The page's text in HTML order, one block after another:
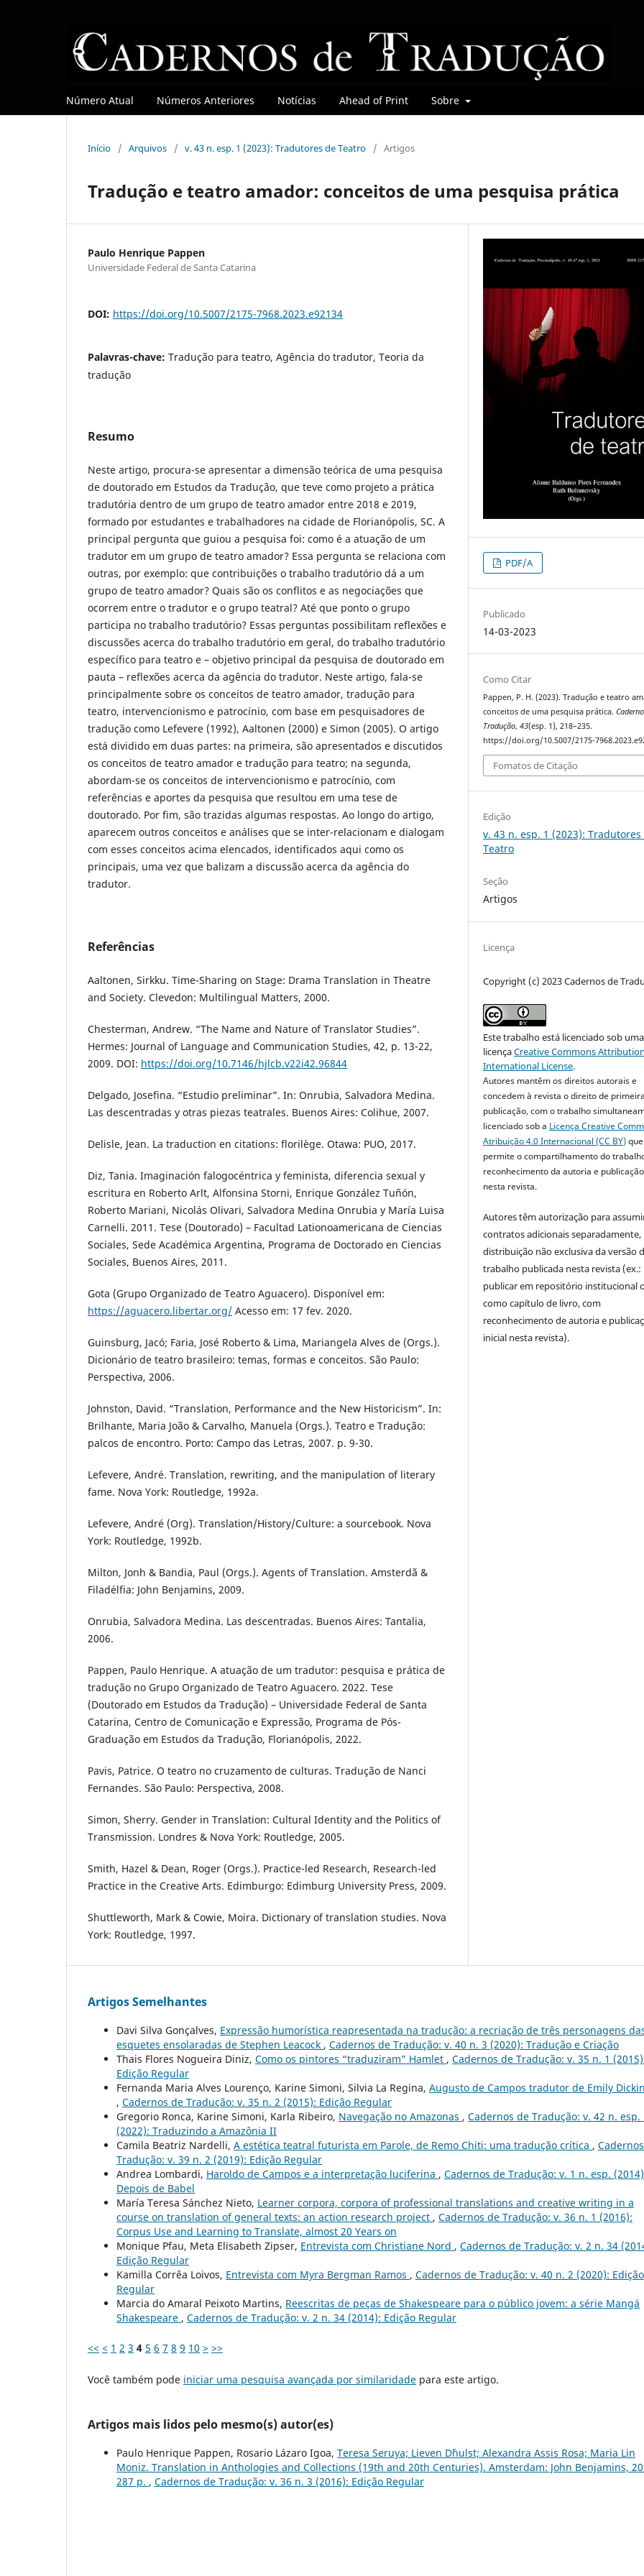
Número Atual Números Anteriores Notícias Ahead of Print Sobre
Início / Arquivos / v. 43 n. esp. 1 (2023): Tradutores de Teatro / Artigos
Tradução e teatro amador: conceitos de uma pesquisa prática
Paulo Henrique Pappen
Universidade Federal de Santa Catarina
DOI: https://doi.org/10.5007/2175-7968.2023.e92134
Palavras-chave: Tradução para teatro, Agência do tradutor, Teoria da
tradução
Resumo
Neste artigo, procura-se apresentar a dimensão teórica de uma pesquisa
de doutorado em Estudos da Tradução, que teve como projeto a prática
tradutória dentro de um grupo de teatro amador entre 2018 e 2019,
formado por estudantes e trabalhadores na cidade de Florianópolis, SC. A
principal pergunta que guiou a pesquisa foi: como é a atuação de um
tradutor em um grupo de teatro amador? Essa pergunta se relaciona com
outras, por exemplo: que contribuições o trabalho tradutório dá a um
grupo de teatro amador? Quais são os conflitos e as negociações que
ocorrem entre o tradutor e o grupo teatral? Até que ponto o grupo
participa no trabalho tradutório? Essas perguntas possibilitam reflexões e
discussões acerca do trabalho tradutório em geral, do trabalho tradutório
específico para teatro e – objetivo principal da pesquisa de doutorado em
pauta – reflexões acerca da agência do tradutor. Neste artigo, fala-se
principalmente sobre os conceitos de teatro amador, tradução para
teatro, intervencionismo e patrocínio, com base em pesquisadores de
tradução como Lefevere (1992), Aaltonen (2000) e Simon (2005). O artigo
está dividido em duas partes: na primeira, são apresentados e discutidos
os conceitos de teatro amador e tradução para teatro; na segunda,
abordam-se os conceitos de intervencionismo e patrocínio, com
referências e aportes da pesquisa que resultou em uma tese de
doutorado. Por fim, são trazidas algumas respostas. Ao longo do artigo,
aparecem outros conceitos e análises que se inter-relacionam e dialogam
com esses conceitos acima elencados, identificados aqui como os
principais, uma vez que balizam a discussão acerca da agência do
tradutor.
Referências
Aaltonen, Sirkku. Time-Sharing on Stage: Drama Translation in Theatre
and Society. Clevedon: Multilingual Matters, 2000.
Chesterman, Andrew. “The Name and Nature of Translator Studies”.
Hermes: Journal of Language and Communication Studies, 42, p. 13-22,
2009. DOI: https://doi.org/10.7146/hjlcb.v22i42.96844
Delgado, Josefina. “Estudio preliminar”. In: Onrubia, Salvadora Medina.
Las descentradas y otras piezas teatrales. Buenos Aires: Colihue, 2007.
Delisle, Jean. La traduction en citations: florilège. Otawa: PUO, 2017.
Diz, Tania. Imaginación falogocéntrica y feminista, diferencia sexual y
escritura en Roberto Arlt, Alfonsina Storni, Enrique González Tuñón,
Roberto Mariani, Nicolás Olivari, Salvadora Medina Onrubia y María Luisa
Carnelli. 2011. Tese (Doutorado) – Facultad Lationoamericana de Ciencias
Sociales, Sede Académica Argentina, Programa de Doctorado en Ciencias
Sociales, Buenos Aires, 2011.
Gota (Grupo Organizado de Teatro Aguacero). Disponível em:
https://aguacero.libertar.org/ Acesso em: 17 fev. 2020.
Guinsburg, Jacó; Faria, José Roberto & Lima, Mariangela Alves de (Orgs.).
Dicionário de teatro brasileiro: temas, formas e conceitos. São Paulo:
Perspectiva, 2006.
Johnston, David. “Translation, Performance and the New Historicism”. In:
Brilhante, Maria João & Carvalho, Manuela (Orgs.). Teatro e Tradução:
palcos de encontro. Porto: Campo das Letras, 2007. p. 9-30.
Lefevere, André. Translation, rewriting, and the manipulation of literary
fame. Nova York: Routledge, 1992a.
Lefevere, André (Org). Translation/History/Culture: a sourcebook. Nova
York: Routledge, 1992b.
Milton, Jonh & Bandia, Paul (Orgs.). Agents of Translation. Amsterdã &
Filadélfia: John Benjamins, 2009.
Onrubia, Salvadora Medina. Las descentradas. Buenos Aires: Tantalia,
2006.
Pappen, Paulo Henrique. A atuação de um tradutor: pesquisa e prática de
tradução no Grupo Organizado de Teatro Aguacero. 2022. Tese
(Doutorado em Estudos da Tradução) – Universidade Federal de Santa
Catarina, Centro de Comunicação e Expressão, Programa de Pós-
Graduação em Estudos da Tradução, Florianópolis, 2022.
Pavis, Patrice. O teatro no cruzamento de culturas. Tradução de Nanci
Fernandes. São Paulo: Perspectiva, 2008.
Simon, Sherry. Gender in Translation: Cultural Identity and the Politics of
Transmission. Londres & Nova York: Routledge, 2005.
Smith, Hazel & Dean, Roger (Orgs.). Practice-led Research, Research-led
Practice in the Creative Arts. Edimburgo: Edimburg University Press, 2009.
Shuttleworth, Mark & Cowie, Moira. Dictionary of translation studies. Nova
York: Routledge, 1997.
PDF/A
Publicado
14-03-2023
Como Citar
Pappen, P. H. (2023). Tradução e teatro
conceitos de uma pesquisa prática.
Tradução,43(esp. 1), 218–235.
https://doi.org/10.5007/2175-
Fomatos de Citação
Edição
v. 43 n. esp. 1 (2023): Tradutores
Teatro
Seção
Artigos
Licença
Copyright (c) 2023 Cadernos de
Este trabalho está licenciado sob uma
licençaCreative Commons
International License.
Autores mantêm os direitos autorais e
concedem à revista o direito de
publicação, com o trabalho
licenciado sob a Licença Creative
Atribuição 4.0 Internacional (CC BY)que
permite o compartilhamento do
reconhecimento da autoria e
nesta revista.
Autores têm autorização para
contratos adicionais separadamente,
distribuição não exclusiva da versão
trabalho publicada nesta revista (ex.:
publicar em repositório institucional
como capítulo de livro, com
reconhecimento de autoria e
inicial nesta revista).
Artigos Semelhantes
Davi Silva Gonçalves, Expressão humorística reapresentada na tradução: a recriação de três personagens
esquetes ensolaradas de Stephen Leacock , Cadernos de Tradução: v. 40 n. 3 (2020): Tradução e Criação
Thais Flores Nogueira Diniz, Como os pintores “traduziram” Hamlet , Cadernos de Tradução: v. 35 n. 1
Edição Regular
Fernanda Maria Alves Lourenço, Karine Simoni, Silvia La Regina, Augusto de Campos tradutor de Emily
, Cadernos de Tradução: v. 35 n. 2 (2015): Edição Regular
Gregorio Ronca, Karine Simoni, Karla Ribeiro, Navegação no Amazonas , Cadernos de Tradução: v. 42 n. esp.
(2022): Traduzindo a Amazônia II
Camila Beatriz Nardelli, A estética teatral futurista em Parole, de Remo Chiti: uma tradução crítica ,
Tradução: v. 39 n. 2 (2019): Edição Regular
Andrea Lombardi, Haroldo de Campos e a interpretação luciferina , Cadernos de Tradução: v. 1 n. esp.
Depois de Babel
María Teresa Sánchez Nieto, Learner corpora, corpora of professional translations and creative writing in a
course on translation of general texts: an action research project , Cadernos de Tradução: v. 36 n. 1 (2016):
Corpus Use and Learning to Translate, almost 20 Years on
Monique Pfau, Meta Elisabeth Zipser, Entrevista com Christiane Nord , Cadernos de Tradução: v. 2 n. 34
Edição Regular
Kamilla Corrêa Loivos, Entrevista com Myra Bergman Ramos , Cadernos de Tradução: v. 40 n. 2 (2020): Edição
Regular
Marcia do Amaral Peixoto Martins, Reescritas de peças de Shakespeare para o público jovem: a série Mangá
Shakespeare , Cadernos de Tradução: v. 2 n. 34 (2014): Edição Regular
<< < 1 2 3 4 5 6 7 8 9 10 > >>
Você também pode iniciar uma pesquisa avançada por similaridade para este artigo.
Artigos mais lidos pelo mesmo(s) autor(es)
Paulo Henrique Pappen, Rosario Lázaro Igoa, Teresa Seruya; Lieven D´hulst; Alexandra Assis Rosa; Maria Lin
Moniz. Translation in Anthologies and Collections (19th and 20th Centuries). Amsterdam: John Benjamins,
287 p. , Cadernos de Tradução: v. 36 n. 3 (2016): Edição Regular